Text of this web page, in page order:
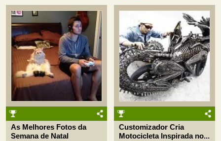
As Melhores Fotos da
Semana de Natal
Customizador Cria
Motocicleta Inspirada no...